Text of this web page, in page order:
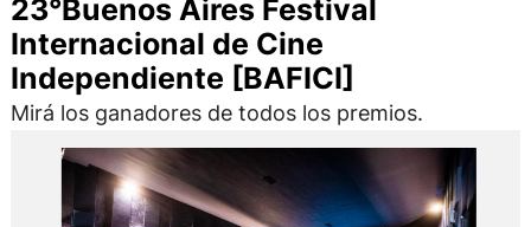
23°Buenos Aires Festival
Internacional de Cine
Independiente [BAFICI]
Mirá los ganadores de todos los premios.